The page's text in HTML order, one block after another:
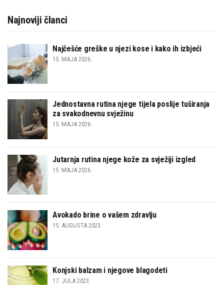
Najnoviji članci
Najčešće greške u njezi kose i kako ih izbjeći
15. MAJA 2026.
Jednostavna rutina njege tijela poslije tuširanja
za svakodnevnu svježinu
15. MAJA 2026.
Jutarnja rutina njege kože za svježiji izgled
15. MAJA 2026.
Avokado brine o vašem zdravlju
15. AUGUSTA 2023.
Konjski balzam i njegove blagodeti
17. JULA 2023.